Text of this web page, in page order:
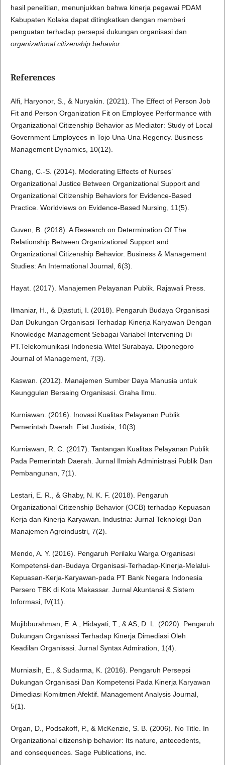
hasil penelitian, menunjukkan bahwa kinerja pegawai PDAM
Kabupaten Kolaka dapat ditingkatkan dengan memberi
penguatan terhadap persepsi dukungan organisasi dan
organizational citizenship behavior.
References
Alfi, Haryonor, S., & Nuryakin. (2021). The Effect of Person Job
Fit and Person Organization Fit on Employee Performance with
Organizational Citizenship Behavior as Mediator: Study of Local
Government Employees in Tojo Una-Una Regency. Business
Management Dynamics, 10(12).
Chang, C.-S. (2014). Moderating Effects of Nurses’
Organizational Justice Between Organizational Support and
Organizational Citizenship Behaviors for Evidence-Based
Practice. Worldviews on Evidence-Based Nursing, 11(5).
Guven, B. (2018). A Research on Determination Of The
Relationship Between Organizational Support and
Organizational Citizenship Behavior. Business & Management
Studies: An International Journal, 6(3).
Hayat. (2017). Manajemen Pelayanan Publik. Rajawali Press.
Ilmaniar, H., & Djastuti, I. (2018). Pengaruh Budaya Organisasi
Dan Dukungan Organisasi Terhadap Kinerja Karyawan Dengan
Knowledge Management Sebagai Variabel Intervening Di
PT.Telekomunikasi Indonesia Witel Surabaya. Diponegoro
Journal of Management, 7(3).
Kaswan. (2012). Manajemen Sumber Daya Manusia untuk
Keunggulan Bersaing Organisasi. Graha Ilmu.
Kurniawan. (2016). Inovasi Kualitas Pelayanan Publik
Pemerintah Daerah. Fiat Justisia, 10(3).
Kurniawan, R. C. (2017). Tantangan Kualitas Pelayanan Publik
Pada Pemerintah Daerah. Jurnal Ilmiah Administrasi Publik Dan
Pembangunan, 7(1).
Lestari, E. R., & Ghaby, N. K. F. (2018). Pengaruh
Organizational Citizenship Behavior (OCB) terhadap Kepuasan
Kerja dan Kinerja Karyawan. Industria: Jurnal Teknologi Dan
Manajemen Agroindustri, 7(2).
Mendo, A. Y. (2016). Pengaruh Perilaku Warga Organisasi
Kompetensi-dan-Budaya Organisasi-Terhadap-Kinerja-Melalui-
Kepuasan-Kerja-Karyawan-pada PT Bank Negara Indonesia
Persero TBK di Kota Makassar. Jurnal Akuntansi & Sistem
Informasi, IV(11).
Mujibburahman, E. A., Hidayati, T., & AS, D. L. (2020). Pengaruh
Dukungan Organisasi Terhadap Kinerja Dimediasi Oleh
Keadilan Organisasi. Jurnal Syntax Admiration, 1(4).
Murniasih, E., & Sudarma, K. (2016). Pengaruh Persepsi
Dukungan Organisasi Dan Kompetensi Pada Kinerja Karyawan
Dimediasi Komitmen Afektif. Management Analysis Journal,
5(1).
Organ, D., Podsakoff, P., & McKenzie, S. B. (2006). No Title. In
Organizational citizenship behavior: Its nature, antecedents,
and consequences. Sage Publications, inc.